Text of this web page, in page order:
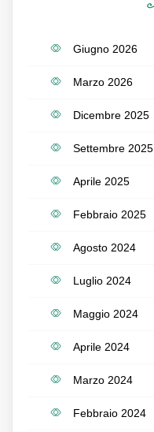
Giugno 2026
Marzo 2026
Dicembre 2025
Settembre 2025
Aprile 2025
Febbraio 2025
Agosto 2024
Luglio 2024
Maggio 2024
Aprile 2024
Marzo 2024
Febbraio 2024